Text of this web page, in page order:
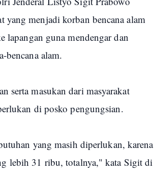
yang menjadi korban bencana alam
guna mendengar dan
bencana alam.
serta masukan dari masyarakat
di posko pengungsian.
yang masih diperlukan, karena
lebih 31 ribu, totalnya," kata Sigit di